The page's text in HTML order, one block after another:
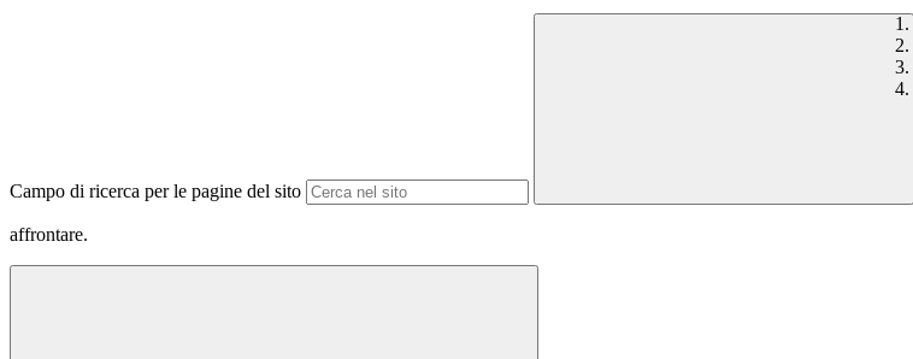
Campo di ricerca per le pagine del sito
affrontare.